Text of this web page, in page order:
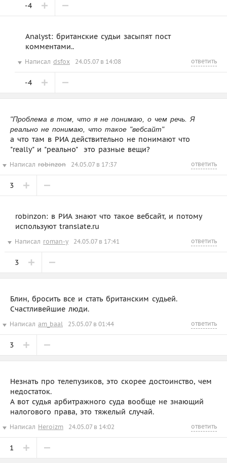
-4
Analyst: британские судьи засыпят пост
комментами..
Написал dsfox 24.05.07 в 14:08 ответить
-4
"Проблема в том, что я не понимаю, о чем речь. Я
реально не понимаю, что такое "вебсайт"
а что там в РИА действительно не понимают что
"really" и "реально"  это разные вещи?
Написал robinzon 24.05.07 в 17:37 ответить
3
robinzon: в РИА знают что такое вебсайт, и потому
используют translate.ru
Написал roman-y 24.05.07 в 17:41 ответить
3
Блин, бросить все и стать британским судьей.
Счастливейшие люди.
Написал am_baal 25.05.07 в 01:44 ответить
3
Незнать про телепузиков, это скорее достоинство, чем
недостаток.
А вот судья арбитражного суда вообще не знающий
налогового права, это тяжелый случай.
Написал Heroizm 24.05.07 в 14:02 ответить
1